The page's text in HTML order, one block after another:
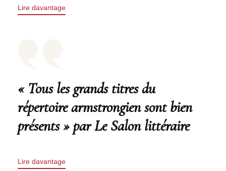
Lire davantage
« Tous les grands titres du
répertoire armstrongien sont bien
présents » par Le Salon littéraire
Lire davantage